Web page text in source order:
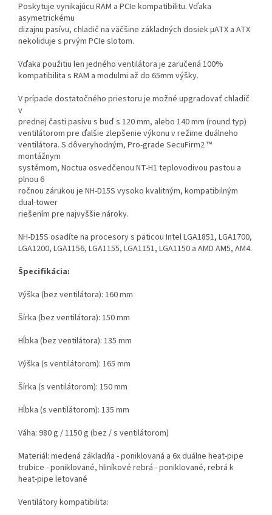
Poskytuje vynikajúcu RAM a PCIe kompatibilitu. Vďaka
asymetrickému
dizajnu pasívu, chladič na väčšine základných dosiek µATX a ATX
nekoliduje s prvým PCIe slotom.
Vďaka použitiu len jedného ventilátora je zaručená 100%
kompatibilita s RAM a modulmi až do 65mm výšky.
V prípade dostatočného priestoru je možné upgradovať chladič
v
prednej časti pasívu s buď s 120 mm, alebo 140 mm (round typ)
ventilátorom pre ďalšie zlepšenie výkonu v režime duálneho
ventilátora. S dôveryhodným, Pro-grade SecuFirm2 ™
montážnym
systémom, Noctua osvedčenou NT-H1 teplovodivou pastou a
plnou 6
ročnou zárukou je NH-D15S vysoko kvalitným, kompatibilným
dual-tower
riešením pre najvyššie nároky.
NH-D15S osadíte na procesory s päticou Intel LGA1851, LGA1700,
LGA1200, LGA1156, LGA1155, LGA1151, LGA1150 a AMD AM5, AM4.
Špecifikácia:
Výška (bez ventilátora): 160 mm
Šírka (bez ventilátora): 150 mm
Hĺbka (bez ventilátora): 135 mm
Výška (s ventilátorom): 165 mm
Šírka (s ventilátorom): 150 mm
Hĺbka (s ventilátorom): 135 mm
Váha: 980 g / 1150 g (bez / s ventilátorom)
Materiál: medená základňa - poniklovaná a 6x duálne heat-pipe
trubice - poniklované, hliníkové rebrá - poniklované, rebrá k
heat-pipe letované
Ventilátory kompatibilita: